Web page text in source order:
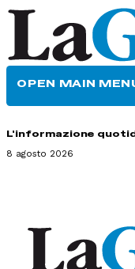
OPEN MAIN
L'informazione
8 agosto 2026